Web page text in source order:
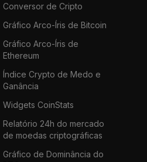
Conversor de Cripto
Gráfico Arco-Íris de Bitcoin
Gráfico Arco-Íris de
Ethereum
Índice Crypto de Medo e
Ganância
Widgets CoinStats
Relatório 24h do mercado
de moedas criptográficas
Gráfico de Dominância do